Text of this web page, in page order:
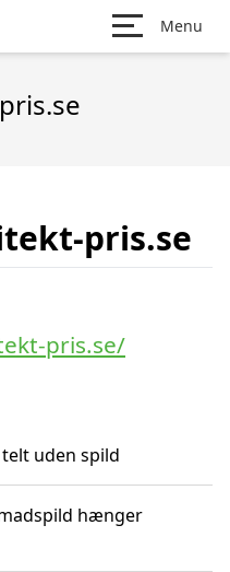
Menu
pris.se
pris.se/
uden spild
hænger